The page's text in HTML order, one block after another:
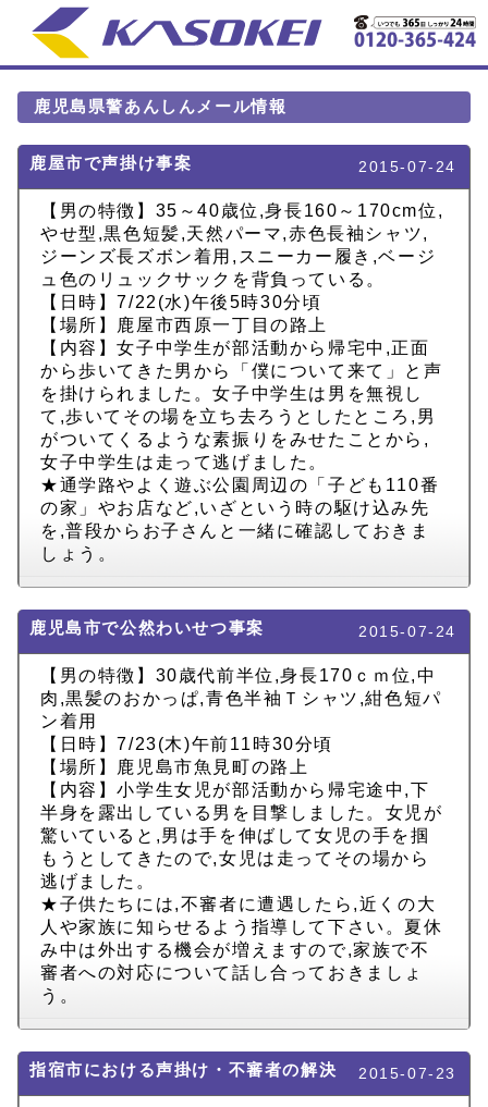
鹿児島県警あんしんメール情報
鹿屋市で声掛け事案 2015-07-24
【男の特徴】35～40歳位,身長160～170cm位,
やせ型,黒色短髪,天然パーマ,赤色長袖シャツ,
ジーンズ長ズボン着用,スニーカー履き,ベージ
ュ色のリュックサックを背負っている。
【日時】7/22(水)午後5時30分頃
【場所】鹿屋市西原一丁目の路上
【内容】女子中学生が部活動から帰宅中,正面
から歩いてきた男から「僕について来て」と声
を掛けられました。女子中学生は男を無視し
て,歩いてその場を立ち去ろうとしたところ,男
がついてくるような素振りをみせたことから,
女子中学生は走って逃げました。
★通学路やよく遊ぶ公園周辺の「子ども110番
の家」やお店など,いざという時の駆け込み先
を,普段からお子さんと一緒に確認しておきま
しょう。
鹿児島市で公然わいせつ事案 2015-07-24
【男の特徴】30歳代前半位,身長170ｃｍ位,中
肉,黒髪のおかっぱ,青色半袖Ｔシャツ,紺色短パ
ン着用
【日時】7/23(木)午前11時30分頃
【場所】鹿児島市魚見町の路上
【内容】小学生女児が部活動から帰宅途中,下
半身を露出している男を目撃しました。女児が
驚いていると,男は手を伸ばして女児の手を掴
もうとしてきたので,女児は走ってその場から
逃げました。
★子供たちには,不審者に遭遇したら,近くの大
人や家族に知らせるよう指導して下さい。夏休
み中は外出する機会が増えますので,家族で不
審者への対応について話し合っておきましょ
う。
指宿市における声掛け・不審者の解決 2015-07-23